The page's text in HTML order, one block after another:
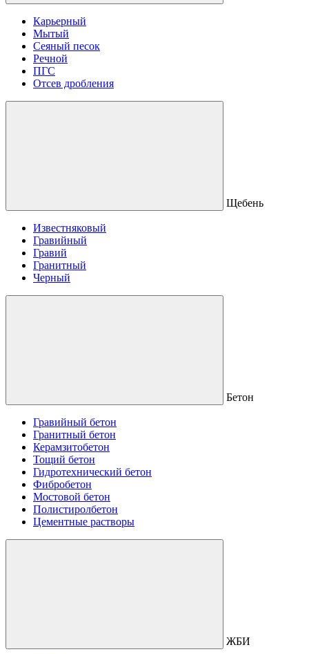
Карьерный
Мытый
Сеяный песок
Речной
ПГС
Отсев дробления
Щебень
Известняковый
Гравийный
Гравий
Гранитный
Черный
Бетон
Гравийный бетон
Гранитный бетон
Керамзитобетон
Тощий бетон
Гидротехнический бетон
Фибробетон
Мостовой бетон
Полистиролбетон
Цементные растворы
ЖБИ